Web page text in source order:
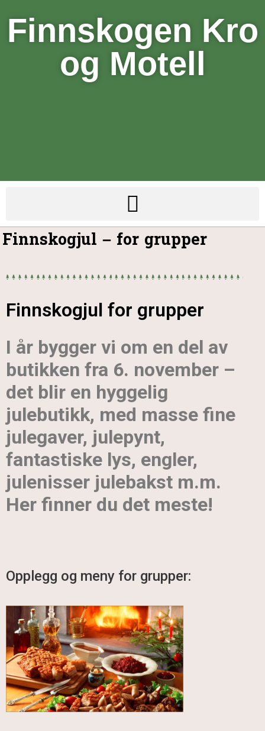
Finnskogen Kro
og Motell
Finnskogjul – for grupper
Finnskogjul for grupper
I år bygger vi om en del av
butikken fra 6. november –
det blir en hyggelig
julebutikk, med masse fine
julegaver, julepynt,
fantastiske lys, engler,
julenisser julebakst m.m.
Her finner du det meste!
Opplegg og meny for grupper: